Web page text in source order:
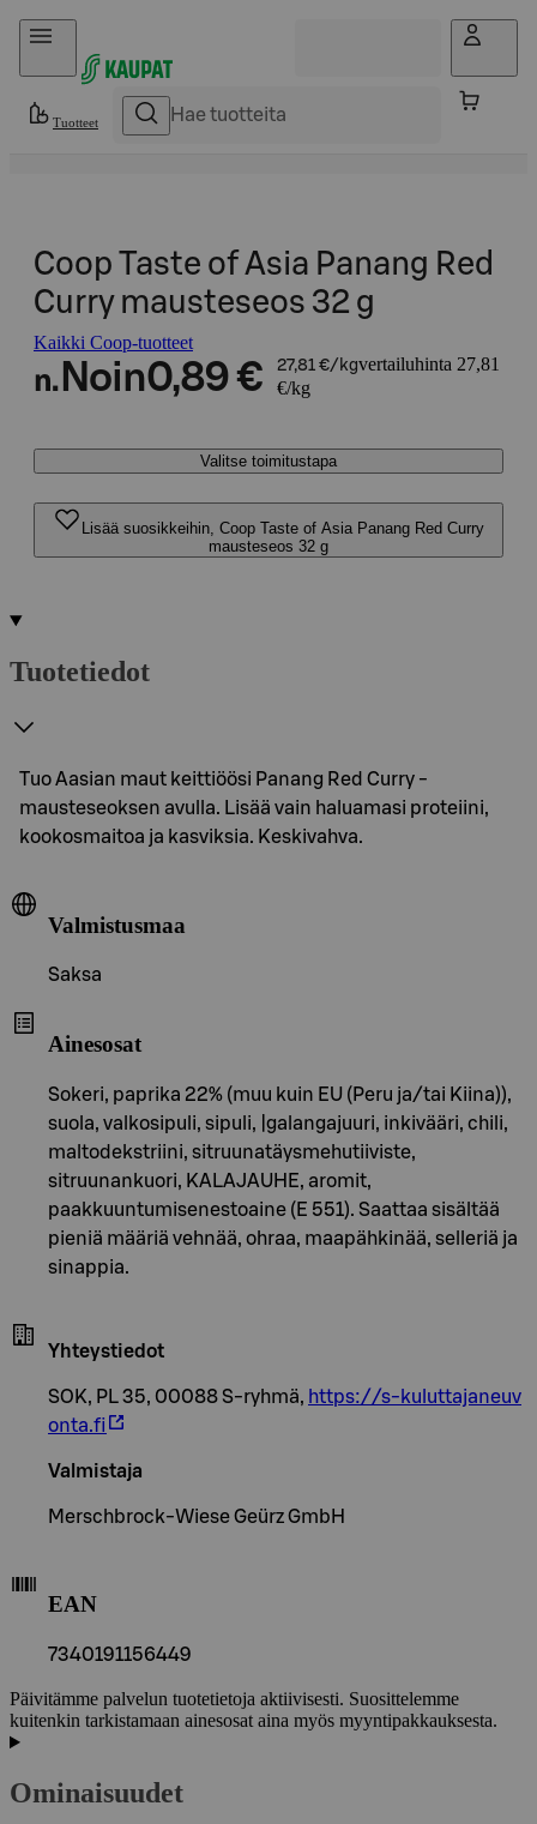
Hyppää sisältöön
Tuotteet
Coop Taste of Asia Panang Red
Curry mausteseos 32 g
Kaikki Coop-tuotteet
n. Noin0,89 € 27,81 €/kgvertailuhinta 27,81
€/kg
Valitse toimitustapa
Lisää suosikkeihin, Coop Taste of Asia Panang Red Curry
mausteseos 32 g
Tuotetiedot
Tuo Aasian maut keittiöösi Panang Red Curry -
mausteseoksen avulla. Lisää vain haluamasi proteiini,
kookosmaitoa ja kasviksia. Keskivahva.
Valmistusmaa
Saksa
Ainesosat
Sokeri, paprika 22% (muu kuin EU (Peru ja/tai Kiina)),
suola, valkosipuli, sipuli, |galangajuuri, inkivääri, chili,
maltodekstriini, sitruunatäysmehutiiviste,
sitruunankuori, KALAJAUHE, aromit,
paakkuuntumisenestoaine (E 551). Saattaa sisältää
pieniä määriä vehnää, ohraa, maapähkinää, selleriä ja
sinappia.
Yhteystiedot
SOK, PL 35, 00088 S-ryhmä, https://s-kuluttajaneuv
onta.fi
Valmistaja
Merschbrock-Wiese Geürz GmbH
EAN
7340191156449
Päivitämme palvelun tuotetietoja aktiivisesti. Suosittelemme
kuitenkin tarkistamaan ainesosat aina myös myyntipakkauksesta.
Ominaisuudet